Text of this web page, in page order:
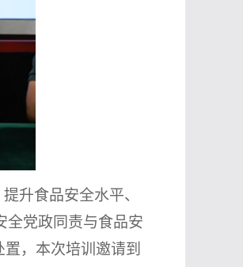
升食品安全水平、
全党政同责与食品安
，本次培训邀请到